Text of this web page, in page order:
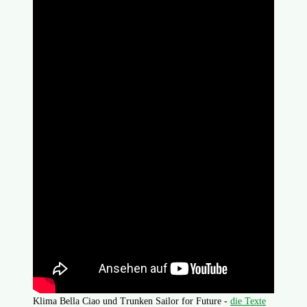
Klima Bella Ciao und Trunken Sailor for Future - die Texte